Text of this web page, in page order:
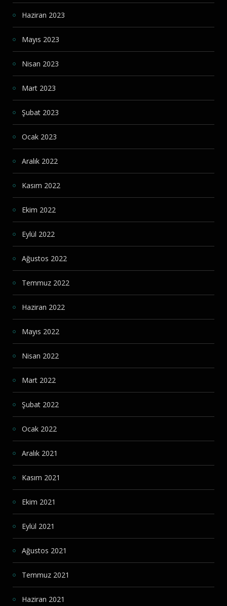
Haziran 2023
Mayıs 2023
Nisan 2023
Mart 2023
Şubat 2023
Ocak 2023
Aralık 2022
Kasım 2022
Ekim 2022
Eylül 2022
Ağustos 2022
Temmuz 2022
Haziran 2022
Mayıs 2022
Nisan 2022
Mart 2022
Şubat 2022
Ocak 2022
Aralık 2021
Kasım 2021
Ekim 2021
Eylül 2021
Ağustos 2021
Temmuz 2021
Haziran 2021